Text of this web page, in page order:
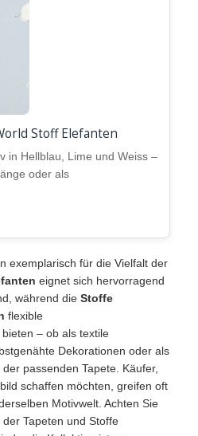
Stoff Elefanten
in Hellblau, Lime und Weiss –
oder als
exemplarisch für die Vielfalt der
eignet sich hervorragend
während die Stoffe
flexible
– ob als textile
Dekorationen oder als
passenden Tapete. Käufer,
schaffen möchten, greifen oft
Motivwelt. Achten Sie
Tapeten und Stoffe